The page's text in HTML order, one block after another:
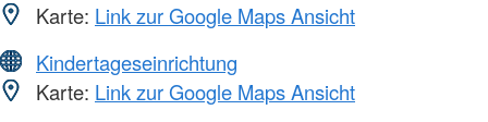
Karte: Link zur Google Maps Ansicht
Kindertageseinrichtung
Karte: Link zur Google Maps Ansicht